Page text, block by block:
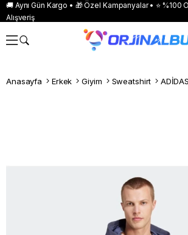
🚚 Aynı Gün Kargo • 🎁 Özel Kampanyalar • ⭐ %100
Alışveriş
Anasayfa Erkek Giyim Sweatshirt